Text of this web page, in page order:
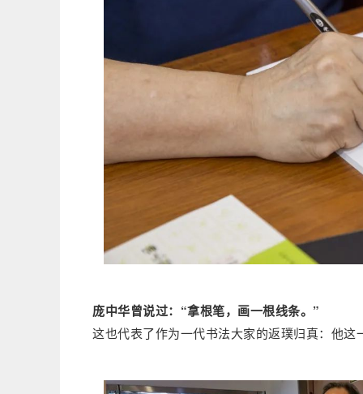
庞中华曾说过：“拿根笔，画一根线条。”
这也代表了作为一代书法大家的返璞归真：他